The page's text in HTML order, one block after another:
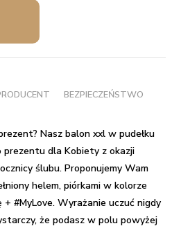
BEZPIECZEŃSTWO
? Naszbalon xxl w pudełku
prezentudla Kobiety z okazji
ślubu. Proponujemy Wam
helem, piórkami w kolorze
+ #MyLove. Wyrażanie uczuć nigdy
że podasz w polu powyżej